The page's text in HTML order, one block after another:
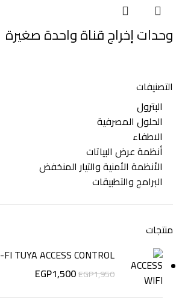
التصنيفات
البترول
الحلول المصرفية
الاطفاء
أنظمة عرض البياتات
الأنظمة الأمنية والتيار المنخفض
البرامج والتطبيقات
منتجات
TUYA ACCESS CONTROL
EGP1,950
EGP1,500
وحدات إخراج قناة واحدة صغيرة